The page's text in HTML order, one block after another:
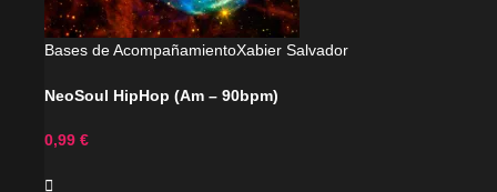
Bases de AcompañamientoXabier Salvador
NeoSoul HipHop (Am – 90bpm)
0,99 €